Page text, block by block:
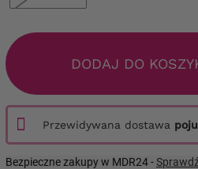
DODAJ DO
Przewidywana dostawa
Bezpieczne zakupy w MDR24 -